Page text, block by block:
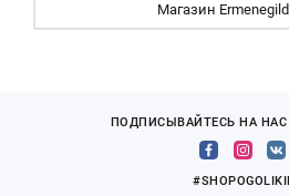
Магазин
ПОДПИСЫВАЙТЕСЬ НА НАС